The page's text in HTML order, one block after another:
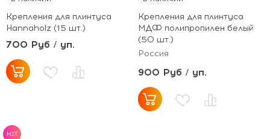
Крепления для плинтуса
Hannaholz (15 шт.)
700 Руб / уп.
Крепления для плинтуса
МДФ полипропилен белый
(50 шт.)
Россия
900 Руб / уп.
HIT